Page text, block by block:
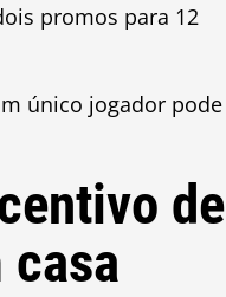
promos para 12
único jogador pode
de
casa